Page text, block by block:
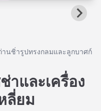
านชิ่ารูปทรงกลมและลูกบาศก์
าและเครื่อง
ลี่ยม